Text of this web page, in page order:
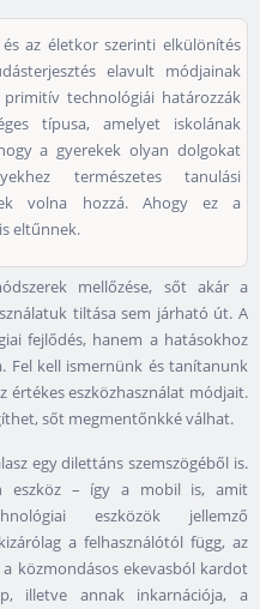
az életkor szerinti elkülönítés
elavult módjainak
technológiái határozzák
típusa, amelyet iskolának
a gyerekek olyan dolgokat
természetes tanulási
volna hozzá. Ahogy ez a
eltűnnek.
mellőzése, sőt akár a
tiltása sem járható út. A
fejlődés, hanem a hatásokhoz
Fel kell ismernünk és tanítanunk
értékes eszközhasználat módjait.
sőt megmentőnkké válhat.
egy dilettáns szemszögéből is.
eszköz – így a mobil is, amit
eszközök jellemző
a felhasználótól függ, az
közmondásos ekevasból kardot
illetve annak inkarnációja, a